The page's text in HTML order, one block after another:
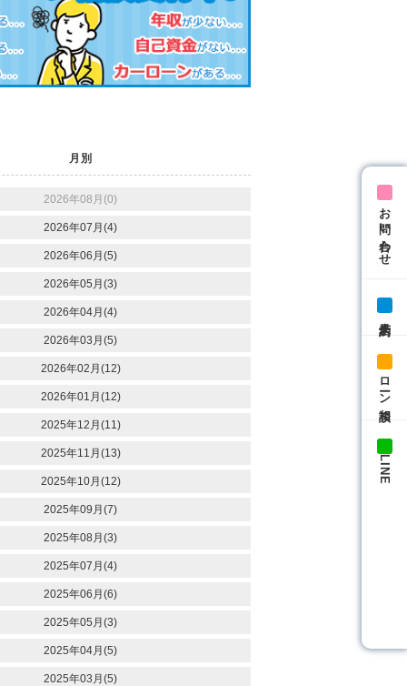
お問い合わせ
ローン相談
LINE
月別
2026年08月(0)
2026年07月(4)
2026年06月(5)
2026年05月(3)
2026年04月(4)
2026年03月(5)
2026年02月(12)
2026年01月(12)
2025年12月(11)
2025年11月(13)
2025年10月(12)
2025年09月(7)
2025年08月(3)
2025年07月(4)
2025年06月(6)
2025年05月(3)
2025年04月(5)
2025年03月(5)